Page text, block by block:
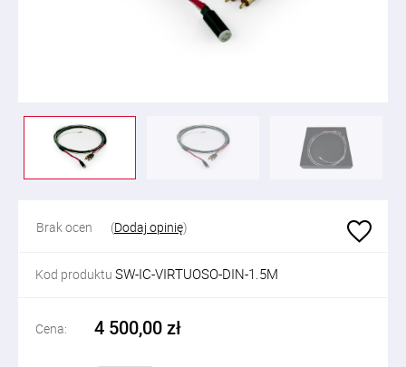
Brak ocen (Dodaj opinię)
Kod produktu SW-IC-VIRTUOSO-DIN-1.5M
Cena: 4 500,00 zł